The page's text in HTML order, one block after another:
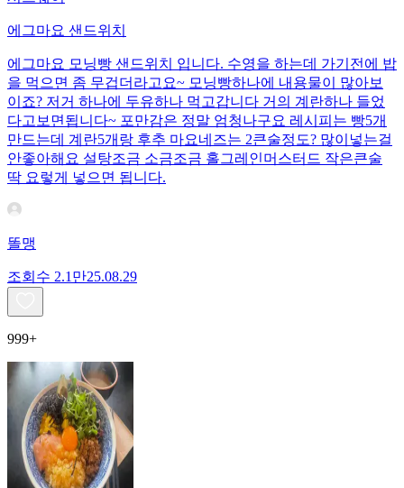
에그마요 샌드위치
에그마요 모닝빵 샌드위치 입니다. 수영을 하는데 가기전에 밥
을 먹으면 좀 무겁더라고요~ 모닝빵하나에 내용물이 많아보
이죠? 저거 하나에 두유하나 먹고갑니다 거의 계란하나 들었
다고보면됩니다~ 포만감은 정말 엄청나구요 레시피는 빵5개
만드는데 계란5개랑 후추 마요네즈는 2큰술정도? 많이넣는걸
안좋아해요 설탕조금 소금조금 홀그레인머스터드 작은큰술
딱 요렇게 넣으면 됩니다.
똘맹
조회수 2.1만25.08.29
999+